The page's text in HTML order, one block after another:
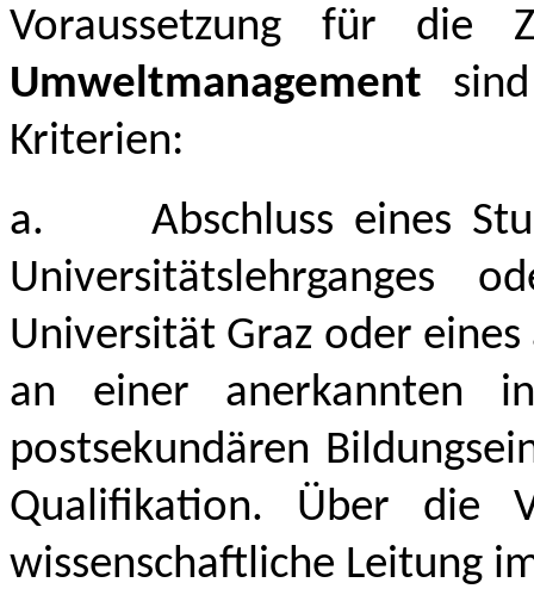
Voraussetzung für die
Umweltmanagement
Kriterien:
a.
Abschluss eines
Universitätslehrganges
Universität Graz oder
an einer anerkannten
postsekundären
Qualifikation. Über die
wissenschaftliche Leitung